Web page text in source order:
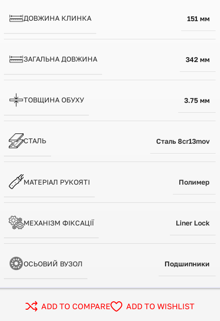
ДОВЖИНА КЛИНКА 151 мм
ЗАГАЛЬНА ДОВЖИНА 342 мм
ТОВЩИНА ОБУХУ 3.75 мм
СТАЛЬ Сталь 8cr13mov
МАТЕРІАЛ РУКОЯТІ Полимер
МЕХАНІЗМ ФІКСАЦІЇ Liner Lock
ОСЬОВИЙ ВУЗОЛ Подшипники
ADD TO COMPARE ADD TO WISHLIST